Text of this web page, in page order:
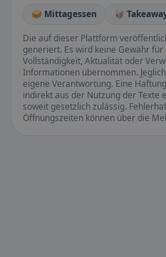
🥪 Mittagessen
🥡
Die auf dieser Plattform
generiert. Es wird keine Gewähr
Vollständigkeit, Aktualität oder
Informationen übernommen.
eigene Verantwortung. Eine
indirekt aus der Nutzung der Texte
soweit gesetzlich zulässig.
Öffnungszeiten können über die